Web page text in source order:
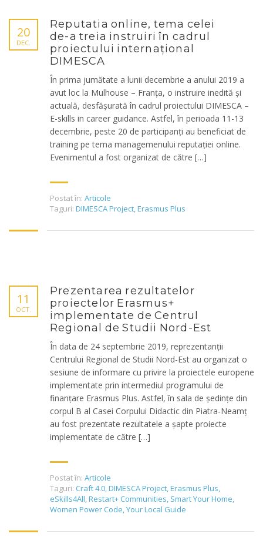
20
DEC.
Reputatia online, tema celei
de-a treia instruiri în cadrul
proiectului internațional
DIMESCA
În prima jumătate a lunii decembrie a anului 2019 a
avut loc la Mulhouse – Franța, o instruire inedită și
actuală, desfășurată în cadrul proiectului DIMESCA –
E-skills in career guidance. Astfel, în perioada 11-13
decembrie, peste 20 de participanți au beneficiat de
training pe tema managemenului reputației online.
Evenimentul a fost organizat de către […]
Postat în: Articole
Taguri: DIMESCA Project,Erasmus Plus
11
OCT.
Prezentarea rezultatelor
proiectelor Erasmus+
implementate de Centrul
Regional de Studii Nord-Est
În data de 24 septembrie 2019, reprezentanții
Centrului Regional de Studii Nord-Est au organizat o
sesiune de informare cu privire la proiectele europene
implementate prin intermediul programului de
finanțare Erasmus Plus. Astfel, în sala de ședințe din
corpul B al Casei Corpului Didactic din Piatra-Neamț
au fost prezentate rezultatele a șapte proiecte
implementate de către […]
Postat în: Articole
Taguri: Craft 4.0,DIMESCA Project,Erasmus Plus,
eSkills4All,Restart+ Communities, Smart Your Home,
Women Power Code,Your Local Guide